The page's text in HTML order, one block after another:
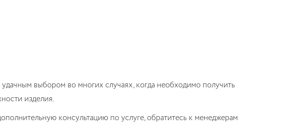
выбором во многих случаях, когда необходимо получить
изделия.
консультацию по услуге, обратитесь к менеджерам